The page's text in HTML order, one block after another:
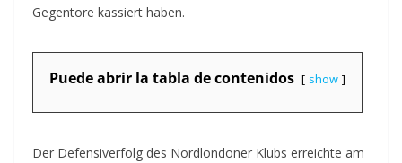
Gegentore kassiert haben.
Puede abrir la tabla de contenidos show
Der Defensiverfolg des Nordlondoner Klubs erreichte am